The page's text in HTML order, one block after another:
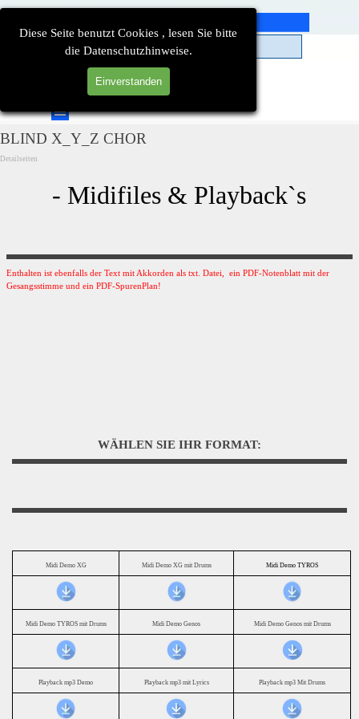
Diese Seite benutzt Cookies , lesen Sie bitte
die Datenschutzhinweise.
Einverstanden
Direkt zum Seiteninhalt
Menü überspringen
BLIND X_Y_Z CHOR
Detailseiten
- Midifiles & Playback`s
Enthalten ist ebenfalls der Text mit Akkorden als txt. Datei, ein PDF-Notenblatt mit der
Gesangsstimme und ein PDF-SpurenPlan!
WÄHLEN SIE IHR FORMAT:
Midi Demo XG Midi Demo XG mit Drums Midi Demo TYROS
Midi Demo TYROS mit Drums Midi Demo Genos Midi Demo Genos mit Drums
Playback mp3 Demo Playback mp3 mit Lyrics Playback mp3 Mit Drums